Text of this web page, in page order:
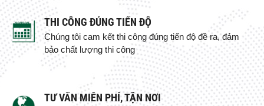
THI CÔNG ĐÚNG TIẾN ĐỘ
Chúng tôi cam kết thi công đúng tiến độ đề ra, đảm
bảo chất lượng thi công
TƯ VẤN MIỄN PHÍ, TẬN NƠI